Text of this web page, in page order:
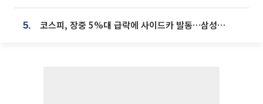
5. 코스피, 장중 5%대 급락에 사이드카 발동…삼성·SK 동반 폭락